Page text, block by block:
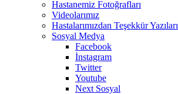
Hastanemiz Fotoğrafları
Videolarımız
Hastalarımızdan Teşekkür Yazıları
Sosyal Medya
Facebook
İnstagram
Twitter
Youtube
Next Sosyal